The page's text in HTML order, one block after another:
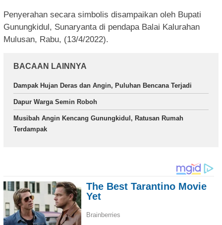
Penyerahan secara simbolis disampaikan oleh Bupati
Gunungkidul, Sunaryanta di pendapa Balai Kalurahan
Mulusan, Rabu, (13/4/2022).
BACAAN LAINNYA
Dampak Hujan Deras dan Angin, Puluhan Bencana Terjadi
Dapur Warga Semin Roboh
Musibah Angin Kencang Gunungkidul, Ratusan Rumah
Terdampak